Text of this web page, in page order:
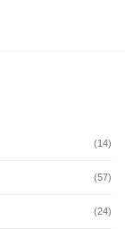
(14)
(57)
(24)